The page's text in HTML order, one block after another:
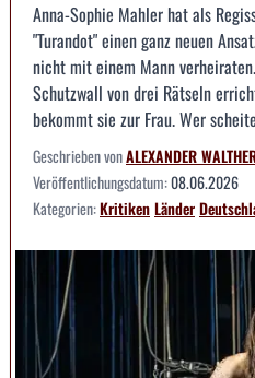
Anna-Sophie Mahler hat als
"Turandot" einen ganz neuen
nicht mit einem Mann
Schutzwall von drei Rätseln
bekommt sie zur Frau. Wer
Geschrieben vonALEXANDER
Veröffentlichungsdatum:08.06.2026
Kategorien:KritikenLänder